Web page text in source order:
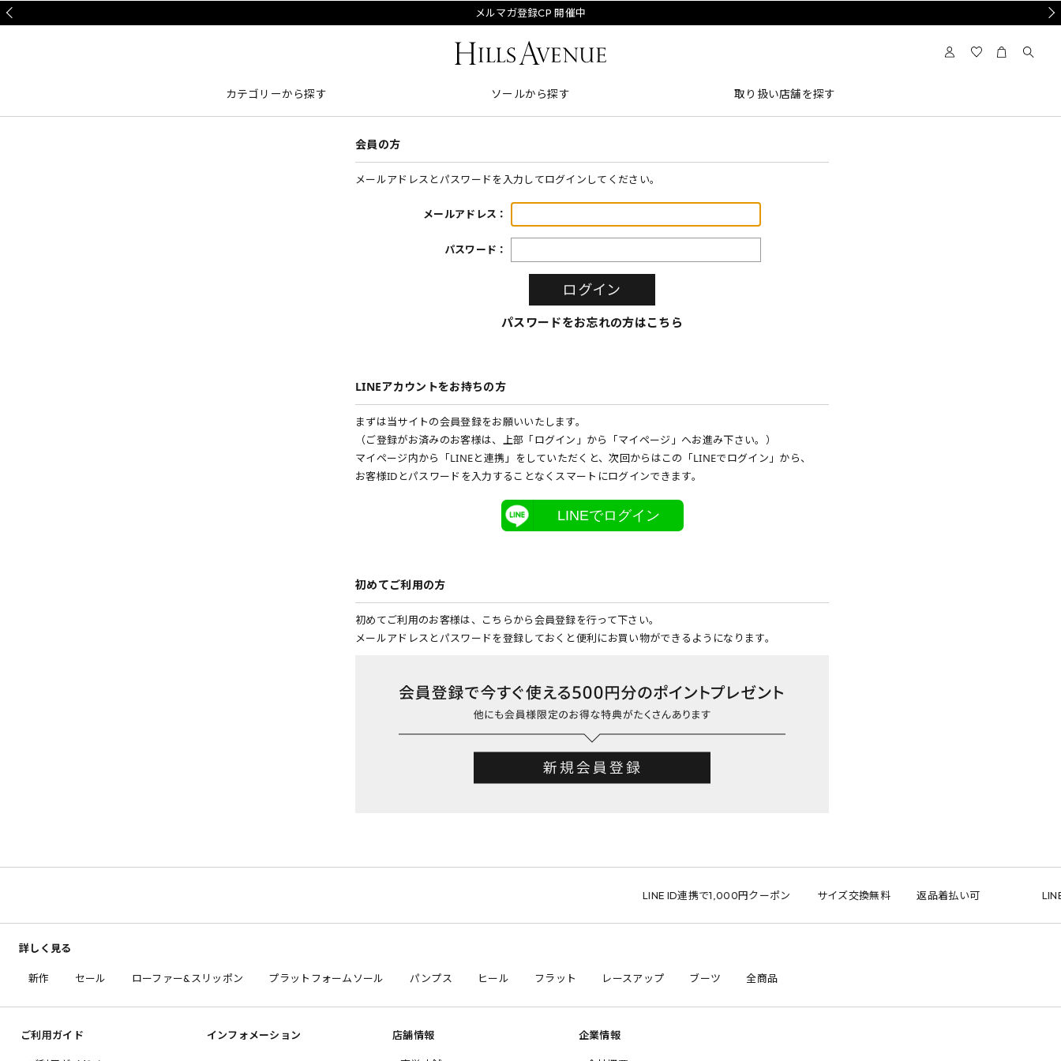
メルマガ登録CP 開催中
カテゴリーから探す ソールから探す 取り扱い店舗を探す
会員の方
メールアドレスとパスワードを入力してログインしてください。
メールアドレス：
パスワード：
パスワードをお忘れの方はこちら
LINEアカウントをお持ちの方
まずは当サイトの会員登録をお願いいたします。
（ご登録がお済みのお客様は、上部「ログイン」から「マイページ」へお進み下さい。）
マイページ内から「LINEと連携」をしていただくと、次回からはこの「LINEでログイン」から、
お客様IDとパスワードを入力することなくスマートにログインできます。
LINEでログイン
初めてご利用の方
初めてご利用のお客様は、こちらから会員登録を行って下さい。
メールアドレスとパスワードを登録しておくと便利にお買い物ができるようになります。
LINE ID連携で1,000円クーポン サイズ交換無料 返品着払い可 LINE
詳しく見る
新作 セール ローファー&スリッポン プラットフォームソール パンプス ヒール フラット レースアップ ブーツ 全商品
ご利用ガイド インフォメーション 店舗情報 企業情報